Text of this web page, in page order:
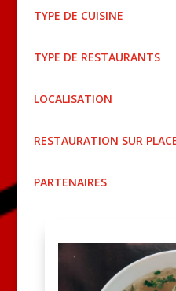
TYPE DE CUISINE
TYPE DE RESTAURANTS
LOCALISATION
RESTAURATION SUR
PARTENAIRES